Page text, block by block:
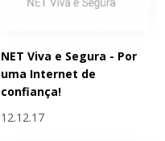
NET Viva e Segura - Por
uma Internet de
confiança!
12.12.17